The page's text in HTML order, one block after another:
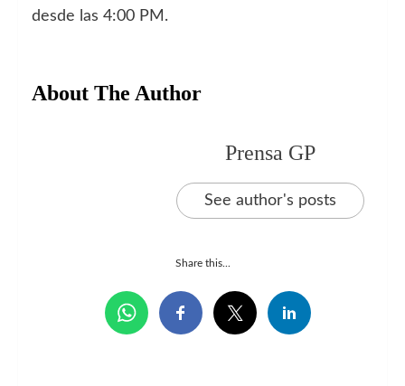
desde las 4:00 PM.
About The Author
Prensa GP
See author's posts
Share this...